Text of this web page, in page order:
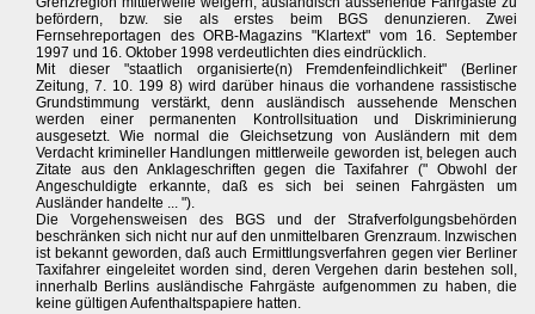
befördern, bzw. sie als erstes beim BGS denunzieren. Zwei
Fernsehreportagen des ORB-Magazins "Klartext" vom 16. September
1997 und 16. Oktober 1998 verdeutlichten dies eindrücklich.
Mit dieser "staatlich organisierte(n) Fremdenfeindlichkeit" (Berliner
Zeitung, 7. 10. 199 8) wird darüber hinaus die vorhandene rassistische
Grundstimmung verstärkt, denn ausländisch aussehende Menschen
werden einer permanenten Kontrollsituation und Diskriminierung
ausgesetzt. Wie normal die Gleichsetzung von Ausländern mit dem
Verdacht krimineller Handlungen mittlerweile geworden ist, belegen auch
Zitate aus den Anklageschriften gegen die Taxifahrer (" Obwohl der
Angeschuldigte erkannte, daß es sich bei seinen Fahrgästen um
Ausländer handelte ... ").
Die Vorgehensweisen des BGS und der Strafverfolgungsbehörden
beschränken sich nicht nur auf den unmittelbaren Grenzraum. Inzwischen
ist bekannt geworden, daß auch Ermittlungsverfahren gegen vier Berliner
Taxifahrer eingeleitet worden sind, deren Vergehen darin bestehen soll,
innerhalb Berlins ausländische Fahrgäste aufgenommen zu haben, die
keine gültigen Aufenthaltspapiere hatten.